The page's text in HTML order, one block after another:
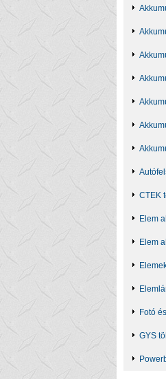
CTEK
Elem
Elem
Fotó
GYS